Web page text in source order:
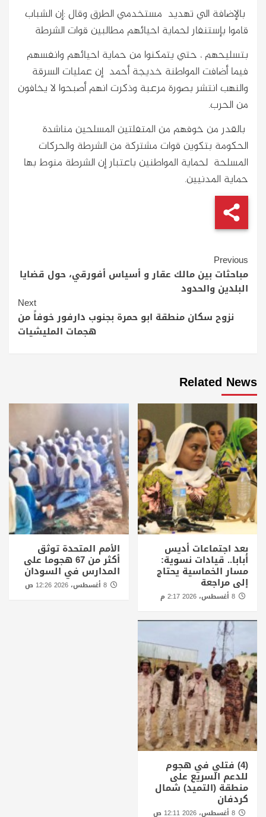
بالإضافة الي تهديد مستخدمي الطرق وقال :إن الشباب
قاموا بإستنفار لحماية احيائهم مطالبين قوات الشرطة
بتسليحهم ، حتي يتمكنوا من حماية احيائهم وانفسهم
فيما أضافت المواطنة خديجة أحمد إن عمليات السرقة
والنهب انتشر بصورة مرعبة وذكرت انهم أصبحوا لا يخافون
من الحرب.
بالقدر من خوفهم من المتفلتين المسلحين مناشدة
الحكومة بتكوين قوات مشتركة من الشرطة والحركات
المسلحة لحماية المواطنين باعتبار إن الشرطة منوط بها
حماية المدنيين.
Continue
Reading
Previous
مباحثات بين مالك عقار و أسياس أفورقي، حول قضايا
البلدين والحدود
Next
نزوح سكان منطقة ابو حمرة بجنوب دارفور خوفاً من
هجمات المليشيات
Related News
بعد اجتماعات أديس
أبابا.. قيادات نسوية:
مسار الخماسية يحتاج
إلى مراجعة
الأمم المتحدة توثق
أكثر من 67 هجوما على
المدارس في السودان
8 أغسطس، 2026 12:26 ص
(4) فتلي في هجوم
للدعم السريع على
منطقة (التميد) شمال
كردفان